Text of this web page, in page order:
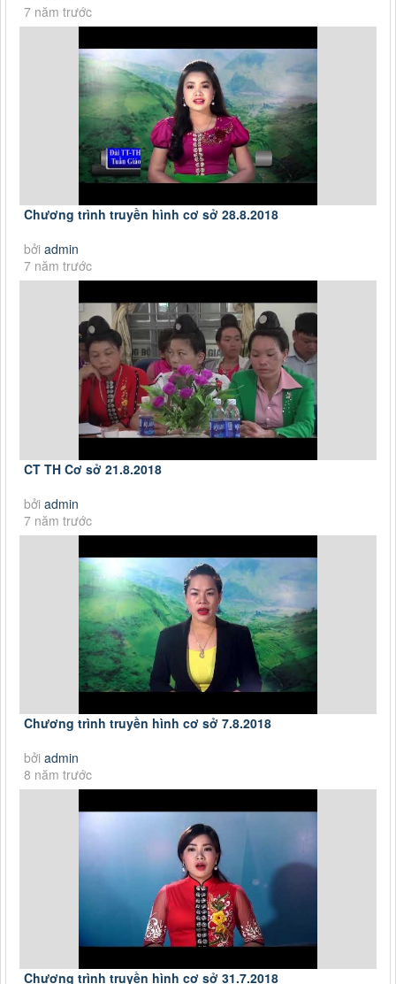
7 năm trước
Chương trình truyền hình cơ sở 28.8.2018
bởi admin
7 năm trước
CT TH Cơ sở 21.8.2018
bởi admin
7 năm trước
Chương trình truyền hình cơ sở 7.8.2018
bởi admin
8 năm trước
Chương trình truyền hình cơ sở 31.7.2018